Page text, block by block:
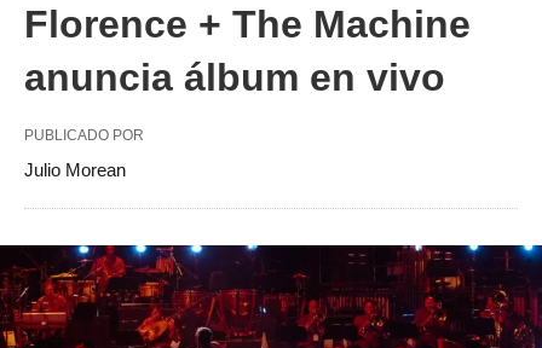
Florence + The Machine
anuncia álbum en vivo
PUBLICADO POR
Julio Morean